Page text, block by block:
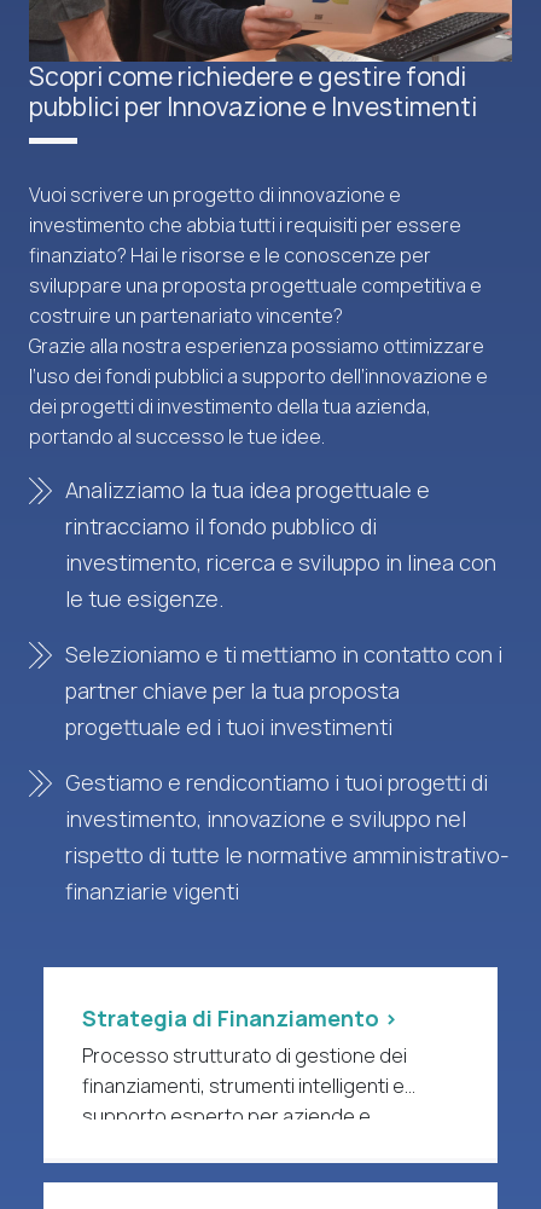
Scopri come richiedere e gestire fondi
pubblici per Innovazione e Investimenti
Vuoi scrivere un progetto di innovazione e
investimento che abbia tutti i requisiti per essere
finanziato? Hai le risorse e le conoscenze per
sviluppare una proposta progettuale competitiva e
costruire un partenariato vincente?
Grazie alla nostra esperienza possiamo ottimizzare
l’uso dei fondi pubblici a supporto dell’innovazione e
dei progetti di investimento della tua azienda,
portando al successo le tue idee.
Analizziamo la tua idea progettuale e
rintracciamo il fondo pubblico di
investimento, ricerca e sviluppo in linea con
le tue esigenze.
Selezioniamo e ti mettiamo in contatto con i
partner chiave per la tua proposta
progettuale ed i tuoi investimenti
Gestiamo e rendicontiamo i tuoi progetti di
investimento, innovazione e sviluppo nel
rispetto di tutte le normative amministrativo-
finanziarie vigenti
Strategia di Finanziamento >
Processo strutturato di gestione dei
finanziamenti, strumenti intelligenti e
supporto esperto per aziende e
di R&S